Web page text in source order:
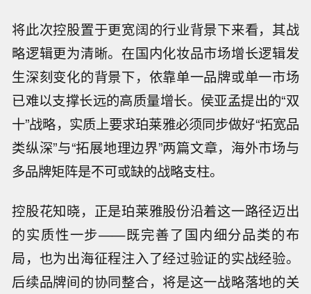
将此次控股置于更宽阔的行业背景下来看，其战
略逻辑更为清晰。在国内化妆品市场增长逻辑发
生深刻变化的背景下，依靠单一品牌或单一市场
已难以支撑长远的高质量增长。侯亚孟提出的“双
十”战略，实质上要求珀莱雅必须同步做好“拓宽品
类纵深”与“拓展地理边界”两篇文章，海外市场与
多品牌矩阵是不可或缺的战略支柱。
控股花知晓，正是珀莱雅股份沿着这一路径迈出
的实质性一步——既完善了国内细分品类的布
局，也为出海征程注入了经过验证的实战经验。
后续品牌间的协同整合，将是这一战略落地的关